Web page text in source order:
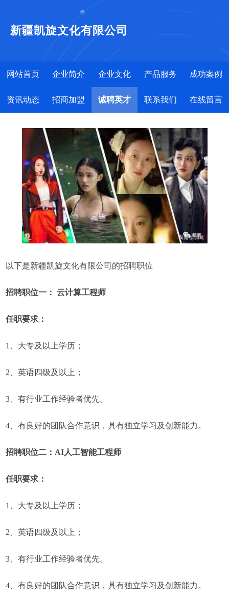
新疆凯旋文化有限公司
网站首页 企业简介 企业文化 产品服务 成功案例
资讯动态 招商加盟 诚聘英才 联系我们 在线留言
以下是新疆凯旋文化有限公司的招聘职位
招聘职位一： 云计算工程师
任职要求：
1、大专及以上学历；
2、英语四级及以上；
3、有行业工作经验者优先。
4、有良好的团队合作意识，具有独立学习及创新能力。
招聘职位二：AI人工智能工程师
任职要求：
1、大专及以上学历；
2、英语四级及以上；
3、有行业工作经验者优先。
4、有良好的团队合作意识，具有独立学习及创新能力。